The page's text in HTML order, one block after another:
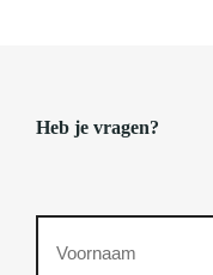
Heb je vragen?
Voornaam